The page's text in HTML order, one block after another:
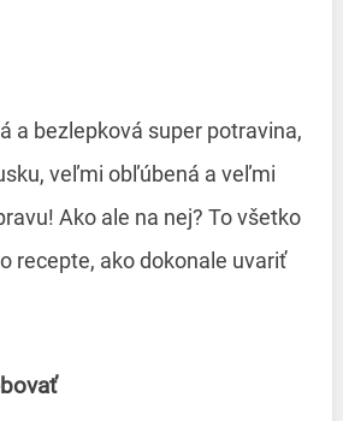
a bezlepková super potravina,
veľmi obľúbená a veľmi
Ako ale na nej? To všetko
recepte, ako dokonale uvariť